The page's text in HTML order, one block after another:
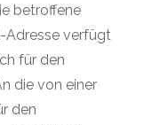
betroffene
Adresse verfügt
für den
die von einer
den